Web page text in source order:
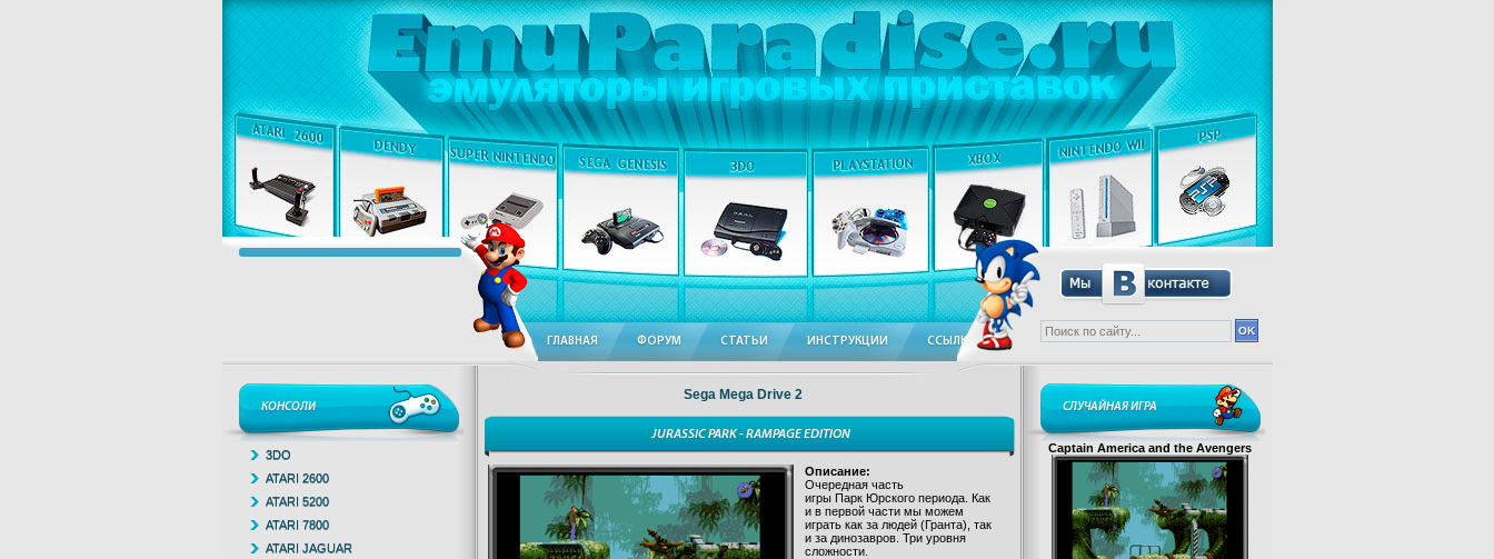
ГЛАВНАЯ ФОРУМ СТАТЬИ ИНСТРУКЦИИ ССЫЛКИ
Sega Mega Drive 2
JURASSIC PARK - RAMPAGE EDITION
Описание:
Очередная часть
игры Парк Юрского периода. Как
и в первой части мы можем
играть как за людей (Гранта), так
и за динозавров. Три уровня
сложности.
КОНСОЛИ
3DO
ATARI 2600
ATARI 5200
ATARI 7800
ATARI JAGUAR
СЛУЧАЙНАЯ ИГРА
Captain America and the Avengers